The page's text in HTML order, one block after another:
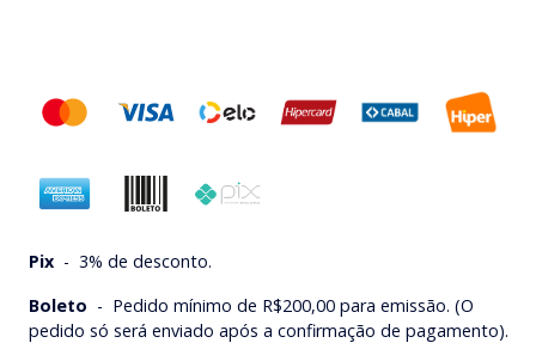
Pix - 3% de desconto.
Boleto - Pedido mínimo de R$200,00 para emissão. (O
pedido só será enviado após a confirmação de pagamento).